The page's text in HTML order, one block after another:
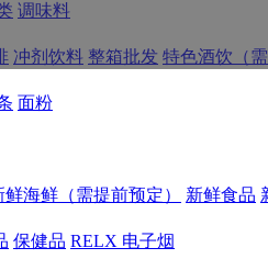
调味料
冲剂饮料 整箱批发 特色酒饮（
面粉
鲜海鲜（需提前预定） 新鲜食品
保健品 RELX 电子烟